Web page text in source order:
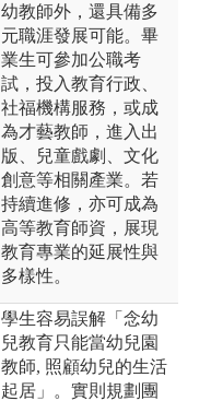
幼教師外，還具備多
元職涯發展可能。畢
業生可參加公職考
試，投入教育行政、
社福機構服務，或成
為才藝教師，進入出
版、兒童戲劇、文化
創意等相關產業。若
持續進修，亦可成為
高等教育師資，展現
教育專業的延展性與
多樣性。
學生容易誤解「念幼
兒教育只能當幼兒園
教師, 照顧幼兒的生活
起居」。實則規劃團